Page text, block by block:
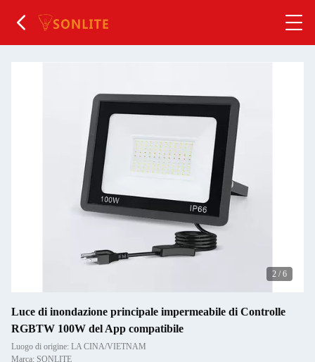
2 / 6
Luce di inondazione principale impermeabile di Controlle
RGBTW 100W del App compatibile
Luogo di origine: LA CINA/VIETNAM
Marca: SONLITE